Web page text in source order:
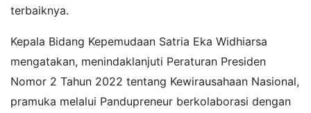
terbaiknya.
Kepala Bidang Kepemudaan Satria Eka Widhiarsa
mengatakan, menindaklanjuti Peraturan Presiden
Nomor 2 Tahun 2022 tentang Kewirausahaan Nasional,
pramuka melalui Pandupreneur berkolaborasi dengan